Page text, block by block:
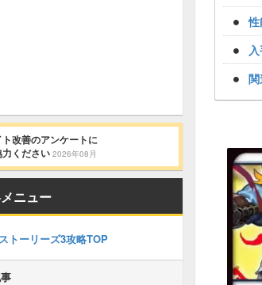
改善のアンケートに
力ください 2026年08月
ニュー
トーリーズ3攻略TOP